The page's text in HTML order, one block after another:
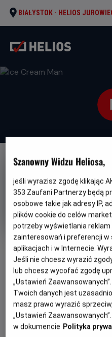
BIAŁYSTOK - HELIOS
NAPISY
OBSERWUJ
Ice
Oryginalny
tytuł
Ice Cream
Czas
trwania
87 min
i
PREMIERA
7 sierpnia 2026
REŻYSERIA
Eli Roth
WIĘCEJ
GODZINY SEANSÓW
DZISIAJ, 9 SIERPNIA 2026
Szanowny Widzu Heliosa,
jeśli wyrazisz zgodę klikając
353 Zaufani Partnerzy będą
osobowe takie jak adresy IP,
plików cookie do celów
potrzeby wyświetlania
zainteresowań i preferencji w
aplikacjach i w Internecie.
Jeśli nie chcesz wyrazić
lub chcesz wycofać zgodę
„Ustawień
Twoich danych jest
masz prawo wyrazić
„Ustawień
w dokumencie Polityka